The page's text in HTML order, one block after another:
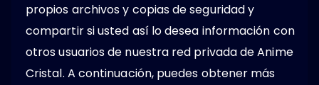
propios archivos y copias de seguridad y
compartir si usted así lo desea información con
otros usuarios de nuestra red privada de Anime
Cristal. A continuación, puedes obtener más